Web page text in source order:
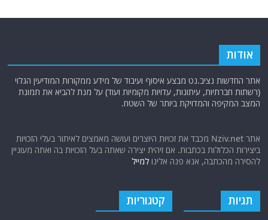
אודות
אתר החדשות נציב.נט מבצע איסוף ועיבוד של מידע ממקורות המודיעין הגלוי
(רשתות חברתיות, עיתונות, עדויות מקומיות ועוד) על מנת להביא את תמונת
המצב המקיפה והמדויקת ביותר של השטח.
אתר Nziv.net מכבד את זכויות היוצרים ועושה מאמצים לאיתור בעלי הזכויות
ביצירות הכלולות בכתבות. אם זיהית יצירה שאתה בעל הזכויות בה ואתה מעוניין
להסירה מהכתבה, אנא פנה אלינולמייל
תגיות קטגוריות